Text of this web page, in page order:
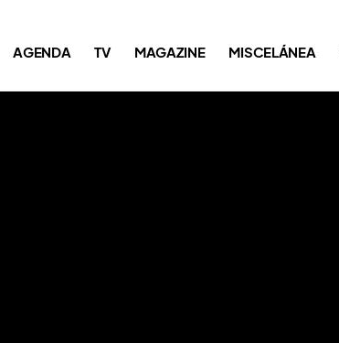
AGENDA TV MAGAZINE MISCELÁNEA